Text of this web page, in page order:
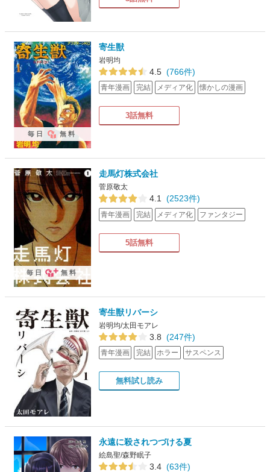
寄生獣
岩明均
4.5 (766件)
青年漫画 完結 メディア化 懐かしの漫画
3話無料
毎日 無料
走馬灯株式会社
菅原敬太
4.1 (2523件)
青年漫画 完結 メディア化 ファンタジー
5話無料
毎日 無料
寄生獣リバーシ
岩明均/太田モアレ
3.8 (247件)
青年漫画 完結 ホラー サスペンス
無料試し読み
永遠に殺されつづける夏
絵島聖/森野眠子
3.4 (63件)